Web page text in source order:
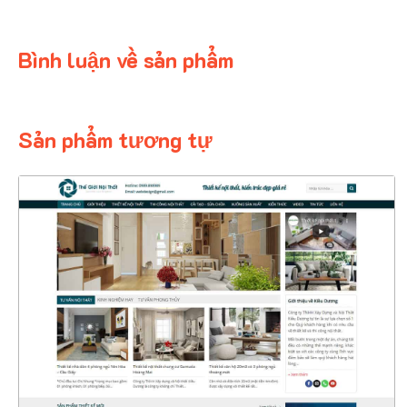
Bình luận về sản phẩm
Sản phẩm tương tự
4400